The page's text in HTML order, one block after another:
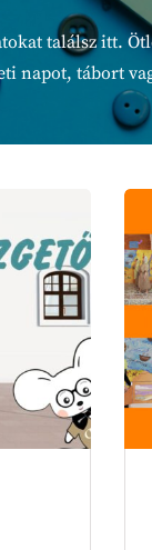
találsz itt.
napot, tábort